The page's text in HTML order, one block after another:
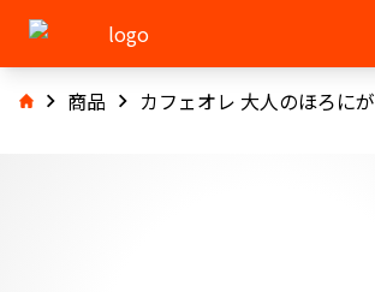
商品 カフェオレ 大人のほろにが